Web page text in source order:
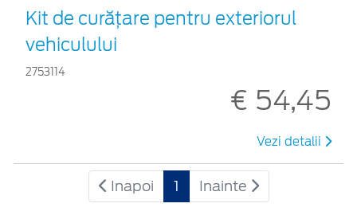
Kit de curățare pentru exteriorul
vehiculului
2753114
€ 54,45
Vezi detalii
Inapoi 1 Inainte